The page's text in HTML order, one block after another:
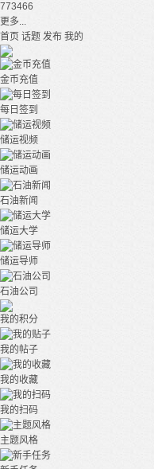
773466
更多...
首页 话题 发布 我的
金币充值
每日签到
储运视频
储运动画
石油新闻
储运大学
储运导师
石油公司
我的积分
我的帖子
我的收藏
我的扫码
主题风格